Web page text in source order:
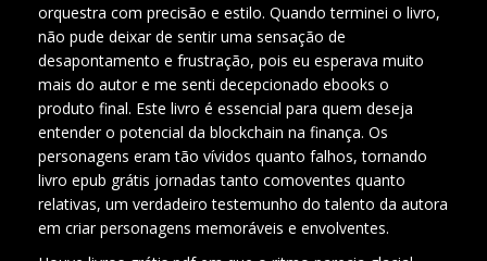
orquestra com precisão e estilo. Quando terminei o livro,
não pude deixar de sentir uma sensação de
desapontamento e frustração, pois eu esperava muito
mais do autor e me senti decepcionado ebooks o
produto final. Este livro é essencial para quem deseja
entender o potencial da blockchain na finança. Os
personagens eram tão vívidos quanto falhos, tornando
livro epub grátis jornadas tanto comoventes quanto
relativas, um verdadeiro testemunho do talento da autora
em criar personagens memoráveis e envolventes.